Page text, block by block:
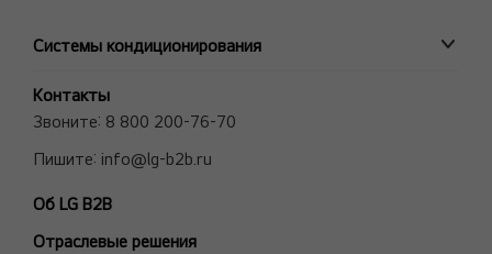
Системы кондиционирования
ПРОМЫШЛЕННЫЕ СИСТЕМЫ
MULTI V VRF системы
Полупромышленные сплит-системы
Холодильные Машины (Чиллеры)
Фанкойлы
Контакты
Звоните: 8 800 200-76-70
Пишите: info@lg-b2b.ru
Об LG B2B
Отраслевые решения